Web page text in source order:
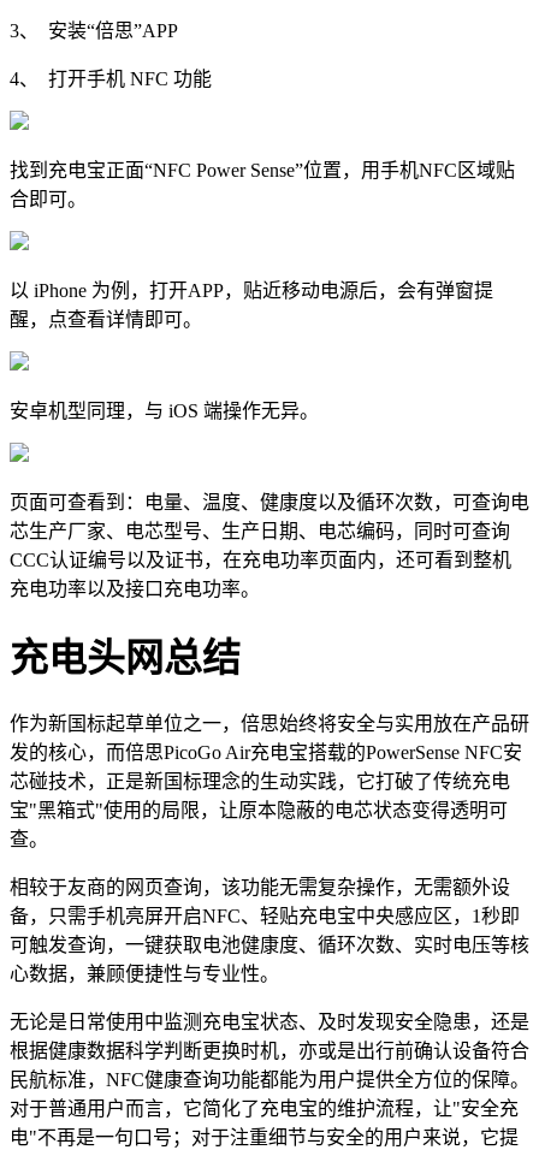
3、 安装“倍思”APP
4、 打开手机 NFC 功能
找到充电宝正面“NFC Power Sense”位置，用手机NFC区域贴
合即可。
以 iPhone 为例，打开APP，贴近移动电源后，会有弹窗提
醒，点查看详情即可。
安卓机型同理，与 iOS 端操作无异。
页面可查看到：电量、温度、健康度以及循环次数，可查询电
芯生产厂家、电芯型号、生产日期、电芯编码，同时可查询
CCC认证编号以及证书，在充电功率页面内，还可看到整机
充电功率以及接口充电功率。
充电头网总结
作为新国标起草单位之一，倍思始终将安全与实用放在产品研
发的核心，而倍思PicoGo Air充电宝搭载的PowerSense NFC安
芯碰技术，正是新国标理念的生动实践，它打破了传统充电
宝"黑箱式"使用的局限，让原本隐蔽的电芯状态变得透明可
查。
相较于友商的网页查询，该功能无需复杂操作，无需额外设
备，只需手机亮屏开启NFC、轻贴充电宝中央感应区，1秒即
可触发查询，一键获取电池健康度、循环次数、实时电压等核
心数据，兼顾便捷性与专业性。
无论是日常使用中监测充电宝状态、及时发现安全隐患，还是
根据健康数据科学判断更换时机，亦或是出行前确认设备符合
民航标准，NFC健康查询功能都能为用户提供全方位的保障。
对于普通用户而言，它简化了充电宝的维护流程，让"安全充
电"不再是一句口号；对于注重细节与安全的用户来说，它提